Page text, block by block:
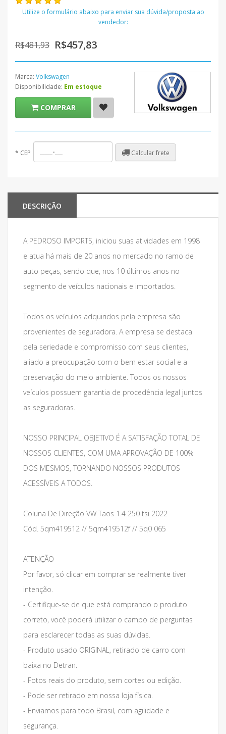
Utilize o formulário abaixo para enviar sua dúvida/proposta ao
vendedor:
R$481,93 R$457,83
Marca: Volkswagen
Disponibilidade: Em estoque
COMPRAR
* CEP Calcular frete
DESCRIÇÃO
A PEDROSO IMPORTS, iniciou suas atividades em 1998
e atua há mais de 20 anos no mercado no ramo de
auto peças, sendo que, nos 10 últimos anos no
segmento de veículos nacionais e importados.
Todos os veículos adquiridos pela empresa são
provenientes de seguradora. A empresa se destaca
pela seriedade e compromisso com seus clientes,
aliado a preocupação com o bem estar social e a
preservação do meio ambiente. Todos os nossos
veículos possuem garantia de procedência legal juntos
as seguradoras.
NOSSO PRINCIPAL OBJETIVO É A SATISFAÇÃO TOTAL DE
NOSSOS CLIENTES, COM UMA APROVAÇÃO DE 100%
DOS MESMOS, TORNANDO NOSSOS PRODUTOS
ACESSÍVEIS A TODOS.
Coluna De Direção VW Taos 1.4 250 tsi 2022
Cód. 5qm419512 // 5qm419512f // 5q0 065
ATENÇÃO
Por favor, só clicar em comprar se realmente tiver
intenção.
- Certifique-se de que está comprando o produto
correto, você poderá utilizar o campo de perguntas
para esclarecer todas as suas dúvidas.
- Produto usado ORIGINAL, retirado de carro com
baixa no Detran.
- Fotos reais do produto, sem cortes ou edição.
- Pode ser retirado em nossa loja física.
- Enviamos para todo Brasil, com agilidade e
segurança.